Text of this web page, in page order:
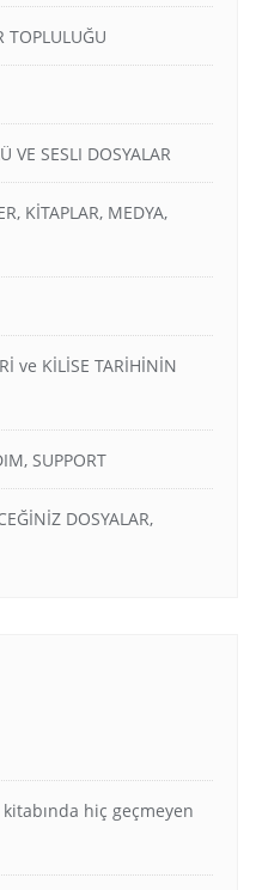
TOPLULUĞU
VE SESLI DOSYALAR
KİTAPLAR, MEDYA,
ve KİLİSE TARİHİNİN
SUPPORT
DOSYALAR,
hiç geçmeyen